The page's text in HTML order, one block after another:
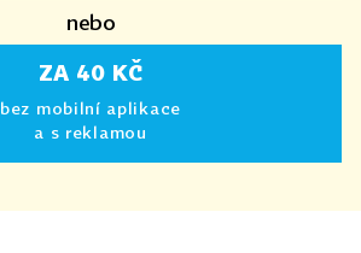
nebo
ZA 40 KČ
bez mobilní aplikace
a s reklamou